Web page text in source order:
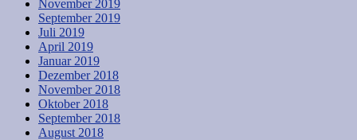
November 2019
September 2019
Juli 2019
April 2019
Januar 2019
Dezember 2018
November 2018
Oktober 2018
September 2018
August 2018